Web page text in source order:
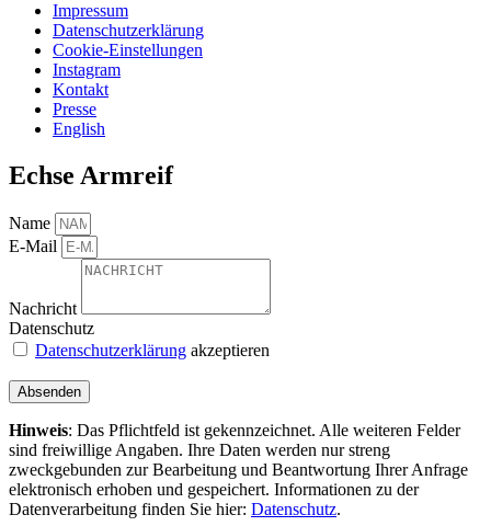
Impressum
Datenschutzerklärung
Cookie-Einstellungen
Instagram
Kontakt
Presse
English
Echse Armreif
Name
E-Mail
Nachricht
Datenschutz
Datenschutzerklärung akzeptieren
Absenden
Hinweis: Das Pflichtfeld ist gekennzeichnet. Alle weiteren Felder
sind freiwillige Angaben. Ihre Daten werden nur streng
zweckgebunden zur Bearbeitung und Beantwortung Ihrer Anfrage
elektronisch erhoben und gespeichert. Informationen zu der
Datenverarbeitung finden Sie hier: Datenschutz.